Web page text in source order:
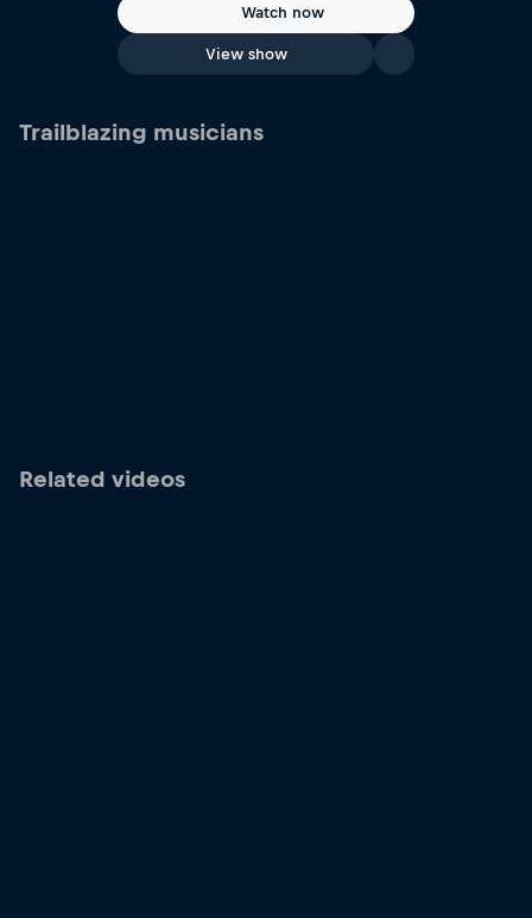
Watch now
View show
Trailblazing musicians
Related videos